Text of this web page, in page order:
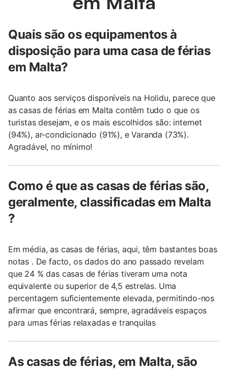
Quais são os equipamentos à
disposição para uma casa de férias
em Malta?
Quanto aos serviços disponíveis na Holidu, parece que
as casas de férias em Malta contêm tudo o que os
turistas desejam, e os mais escolhidos são: internet
(94%), ar-condicionado (91%), e Varanda (73%).
Agradável, no mínimo!
Como é que as casas de férias são,
geralmente, classificadas em Malta
?
Em média, as casas de férias, aqui, têm bastantes boas
notas . De facto, os dados do ano passado revelam
que 24 % das casas de férias tiveram uma nota
equivalente ou superior de 4,5 estrelas. Uma
percentagem suficientemente elevada, permitindo-nos
afirmar que encontrará, sempre, agradáveis espaços
para umas férias relaxadas e tranquilas
As casas de férias, em Malta, são